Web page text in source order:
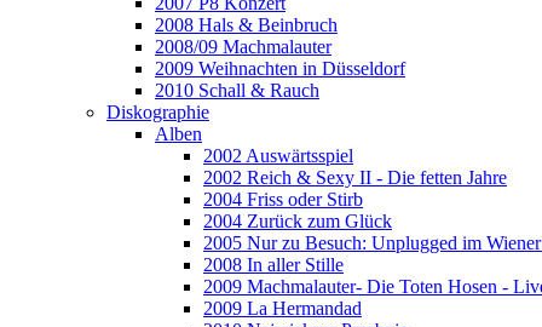
2008 Hals & Beinbruch
2008/09 Machmalauter
2009 Weihnachten in Düsseldorf
2010 Schall & Rauch
Diskographie
Alben
2002 Auswärtsspiel
2002 Reich & Sexy II - Die fetten Jahre
2004 Friss oder Stirb
2004 Zurück zum Glück
2005 Nur zu Besuch: Unplugged im
2008 In aller Stille
2009 Machmalauter- Die Toten Hosen -
2009 La Hermandad